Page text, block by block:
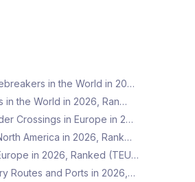
in the World in 20…
in the World in 2026, Ran…
Crossings in Europe in 2…
America in 2026, Rank…
in 2026, Ranked (TEU…
Routes and Ports in 2026,…